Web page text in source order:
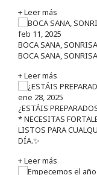
+ Leer más
feb 11, 2025
BOCA SANA,
BOCA SANA,
+ Leer más
ene 28, 2025
¿ESTÁIS
* NECESITAS
LISTOS PARA
DÍA.✨
+ Leer más